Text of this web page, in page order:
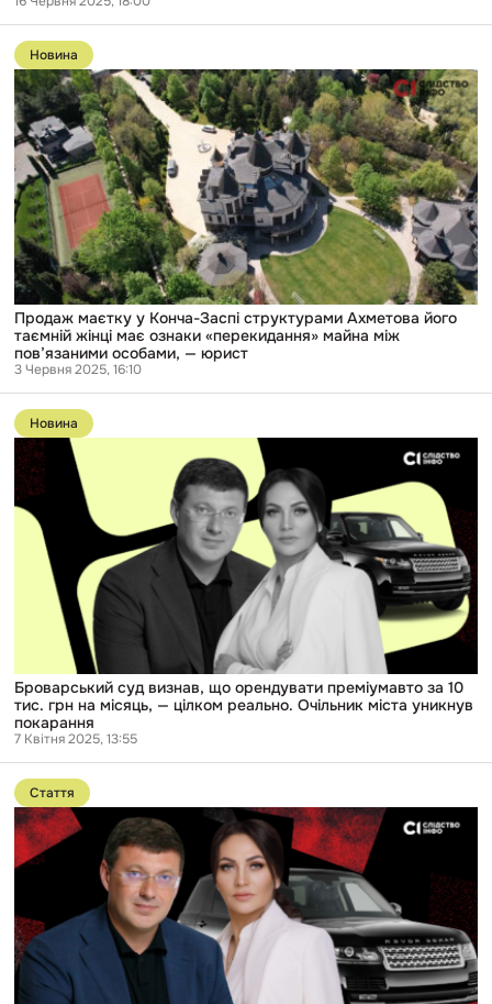
Перейти
до
публікації
Продаж
маєтку
Конча-
Заспі
структурами
Ахметова
його
таємній
жінці
має
ознаки
«перекидання»
майна
між
пов’язаними
особами,
юрист
Новина
Продаж маєтку у Конча-Заспі структурами Ахметова його
таємній жінці має ознаки «перекидання» майна між
пов’язаними особами, — юрист
3 Червня 2025, 16:10
Перейти
до
публікації
Броварський
суд
визнав,
що
орендувати
преміумавто
цілком
реально.
Очільник
міста
покарання
Новина
Броварський суд визнав, що орендувати преміумавто за 10
тис. грн на місяць, — цілком реально. Очільник міста уникнув
покарання
7 Квітня 2025, 13:55
Перейти
до
публікації
Очільник
Броварів
переконав
суд,
оренда
новенького
Range
Rover
Sport
Стаття